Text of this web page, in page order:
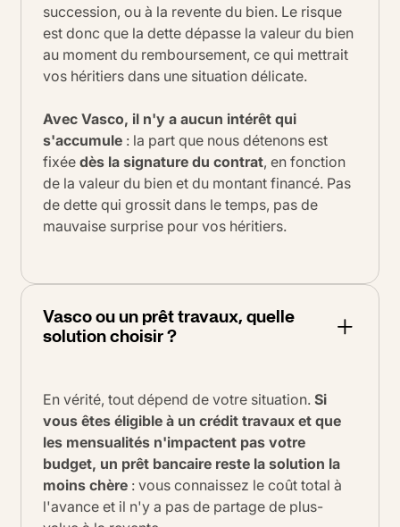
succession, ou à la revente du bien. Le risque
est donc que la dette dépasse la valeur du bien
au moment du remboursement, ce qui mettrait
vos héritiers dans une situation délicate.
Avec Vasco, il n'y a aucun intérêt qui
s'accumule : la part que nous détenons est
fixée dès la signature du contrat, en fonction
de la valeur du bien et du montant financé. Pas
de dette qui grossit dans le temps, pas de
mauvaise surprise pour vos héritiers.
Vasco ou un prêt travaux, quelle
solution choisir ?
En vérité, tout dépend de votre situation. Si
vous êtes éligible à un crédit travaux et que
les mensualités n'impactent pas votre
budget, un prêt bancaire reste la solution la
moins chère : vous connaissez le coût total à
l'avance et il n'y a pas de partage de plus-